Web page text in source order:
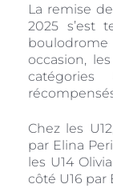
La remise
2025 s’est
occasion,
Chez les
par Elina
les U14
côté U16 par